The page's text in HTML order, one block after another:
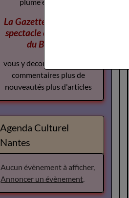
La Gazette des Arts du
spectaclecomplement
du Boudoir
vous y decouvrirez plus de
commentaires plus de
nouveautés plus d'articles
Agenda Culturel
Nantes
Aucun évènement à afficher,
Annoncer un évènement.